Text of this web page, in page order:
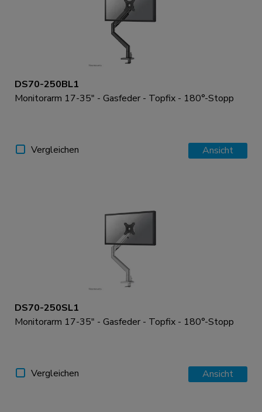
DS70-250BL1
Monitorarm 17-35" - Gasfeder - Topfix - 180°-Stopp
Vergleichen Ansicht
DS70-250SL1
Monitorarm 17-35" - Gasfeder - Topfix - 180°-Stopp
Vergleichen Ansicht